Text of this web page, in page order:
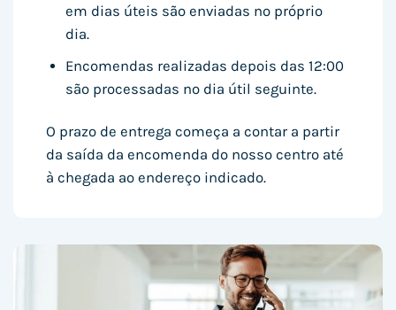
em dias úteis são enviadas no próprio
dia.
Encomendas realizadas depois das 12:00
são processadas no dia útil seguinte.
O prazo de entrega começa a contar a partir
da saída da encomenda do nosso centro até
à chegada ao endereço indicado.